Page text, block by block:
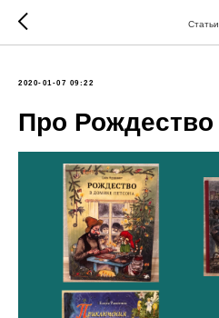
Статьи
2020-01-07 09:22
Про Рождество